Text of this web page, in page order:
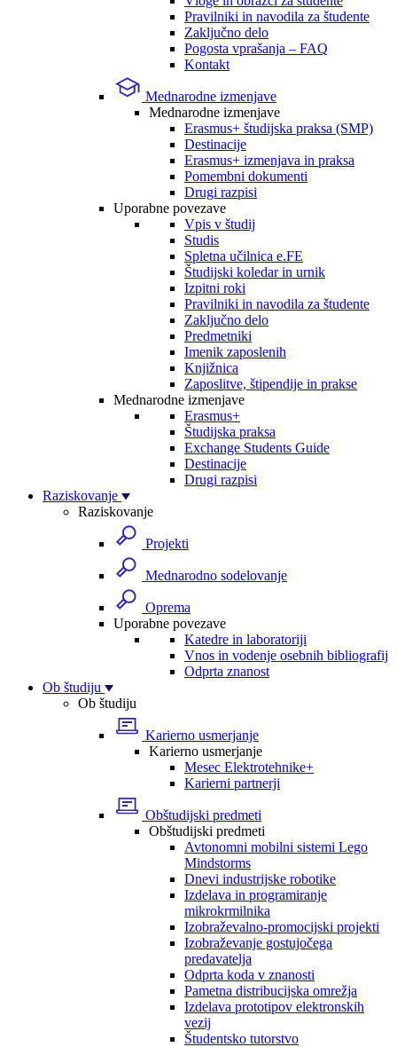
Pravilniki in navodila za študente
Zaključno delo
Pogosta vprašanja – FAQ
Kontakt
Mednarodne izmenjave
Mednarodne izmenjave
Erasmus+ študijska praksa (SMP)
Destinacije
Erasmus+ izmenjava in praksa
Pomembni dokumenti
Drugi razpisi
Uporabne povezave
Vpis v študij
Studis
Spletna učilnica e.FE
Študijski koledar in urnik
Izpitni roki
Pravilniki in navodila za študente
Zaključno delo
Predmetniki
Imenik zaposlenih
Knjižnica
Zaposlitve, štipendije in prakse
Mednarodne izmenjave
Erasmus+
Študijska praksa
Exchange Students Guide
Destinacije
Drugi razpisi
Raziskovanje
Raziskovanje
Projekti
Mednarodno sodelovanje
Oprema
Uporabne povezave
Katedre in laboratoriji
Vnos in vodenje osebnih bibliografij
Odprta znanost
Ob študiju
Ob študiju
Karierno usmerjanje
Karierno usmerjanje
Mesec Elektrotehnike+
Karierni partnerji
Obštudijski predmeti
Obštudijski predmeti
Avtonomni mobilni sistemi Lego
Mindstorms
Dnevi industrijske robotike
Izdelava in programiranje
mikrokrmilnika
Izobraževalno-promocijski projekti
Izobraževanje gostujočega
predavatelja
Odprta koda v znanosti
Pametna distribucijska omrežja
Izdelava prototipov elektronskih
vezij
Študentsko tutorstvo